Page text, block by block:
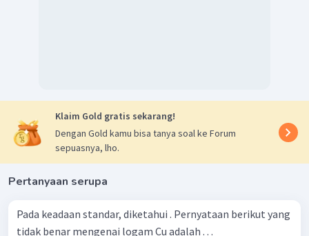
Klaim Gold gratis sekarang!
Dengan Gold kamu bisa tanya soal ke Forum
sepuasnya, lho.
Pertanyaan serupa
Pada keadaan standar, diketahui . Pernyataan berikut yang
tidak benar mengenai logam Cu adalah . . .